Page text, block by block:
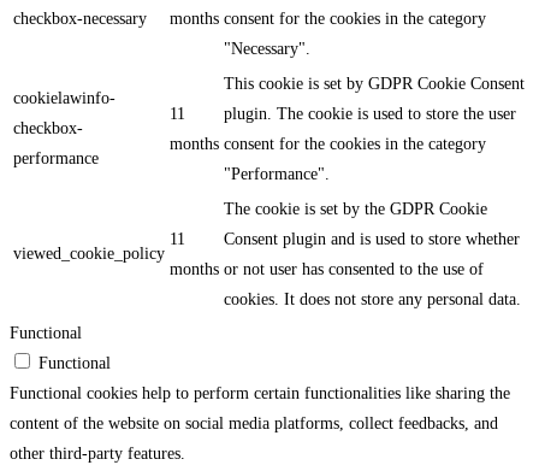
checkbox-necessary
months consent for the cookies in the category
"Necessary".
cookielawinfo-
checkbox-
performance
11
months
This cookie is set by GDPR Cookie Consent
plugin. The cookie is used to store the user
consent for the cookies in the category
"Performance".
viewed_cookie_policy
11
months
The cookie is set by the GDPR Cookie
Consent plugin and is used to store whether
or not user has consented to the use of
cookies. It does not store any personal data.
Functional
Functional
Functional cookies help to perform certain functionalities like sharing the
content of the website on social media platforms, collect feedbacks, and
other third-party features.